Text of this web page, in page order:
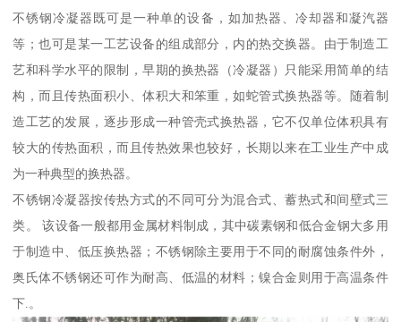
不锈钢冷凝器既可是一种单的设备，如加热器、冷却器和凝汽器
等；也可是某一工艺设备的组成部分，内的热交换器。由于制造工
艺和科学水平的限制，早期的换热器（冷凝器）只能采用简单的结
构，而且传热面积小、体积大和笨重，如蛇管式换热器等。随着制
造工艺的发展，逐步形成一种管壳式换热器，它不仅单位体积具有
较大的传热面积，而且传热效果也较好，长期以来在工业生产中成
为一种典型的换热器。
不锈钢冷凝器按传热方式的不同可分为混合式、蓄热式和间壁式三
类。 该设备一般都用金属材料制成，其中碳素钢和低合金钢大多用
于制造中、低压换热器；不锈钢除主要用于不同的耐腐蚀条件外，
奥氏体不锈钢还可作为耐高、低温的材料；镍合金则用于高温条件
下.。